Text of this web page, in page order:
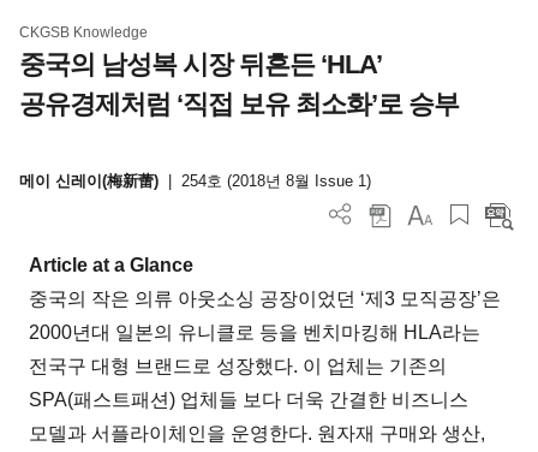
CKGSB Knowledge
중국의 남성복 시장 뒤흔든 ‘HLA’
공유경제처럼 ‘직접 보유 최소화’로 승부
메이 신레이(梅新蕾) 254호 (2018년 8월 Issue 1)
Article at a Glance
중국의 작은 의류 아웃소싱 공장이었던 ‘제3 모직공장’은
2000년대 일본의 유니클로 등을 벤치마킹해 HLA라는
전국구 대형 브랜드로 성장했다. 이 업체는 기존의
SPA(패스트패션) 업체들 보다 더욱 간결한 비즈니스
모델과 서플라이체인을 운영한다. 원자재 구매와 생산,